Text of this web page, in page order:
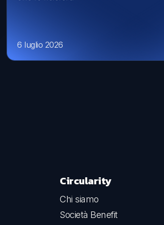
6 luglio 2026
Circularity
Chi siamo
Società Benefit